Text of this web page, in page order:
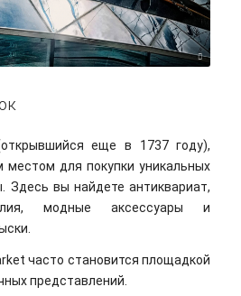
pixabay
еще в 1737 году),
местом для покупки уникальных
Здесь вы найдете антиквариат,
модные аксессуары и
часто становится площадкой
представлений.